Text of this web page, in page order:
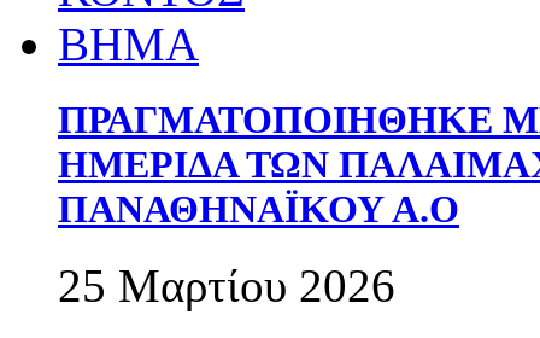
ΠΡΑΓΜΑΤΟΠΟΙΗΘΗΚΕ
ΗΜΕΡΙΔΑ ΤΩΝ
ΠΑΝΑΘΗΝΑΪΚΟΥ Α.Ο
25 Μαρτίου 2026